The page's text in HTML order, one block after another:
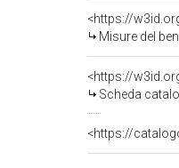
<https://
Misure del
<https://
Scheda
<https://